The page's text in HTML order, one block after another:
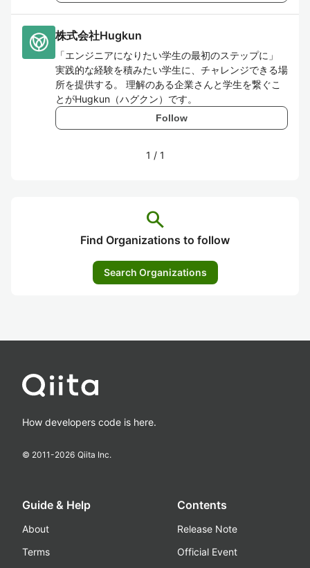
株式会社Hugkun
「エンジニアになりたい学生の最初のステップに」
実践的な経験を積みたい学生に、チャレンジできる場
所を提供する。 理解のある企業さんと学生を繋ぐこ
とがHugkun（ハグクン）です。
Follow
1 / 1
search
Find Organizations to follow
Search Organizations
How developers code is here.
© 2011-2026 Qiita Inc.
Guide & Help
About
Terms
Contents
Release Note
Official Event